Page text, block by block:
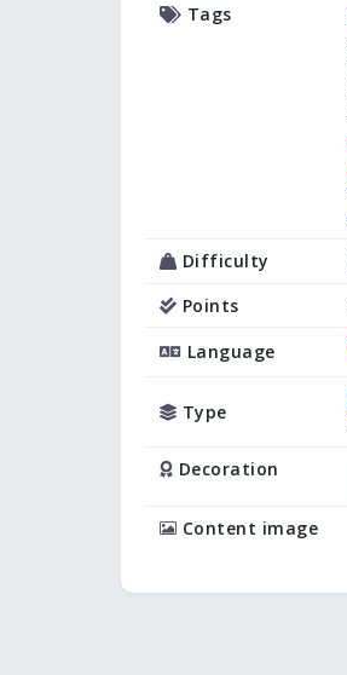
Tags
Difficulty
Points
Language
Type
Decoration
Content image